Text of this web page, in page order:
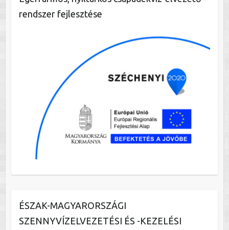
rendszer fejlesztése
ÉSZAK-MAGYARORSZÁGI
SZENNYVÍZELVEZETÉSI ÉS -KEZELÉSI